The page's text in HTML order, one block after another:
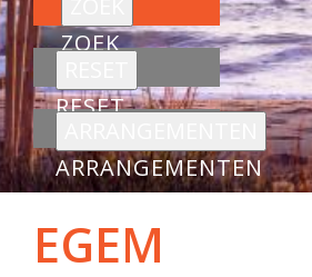
ZOEK
RESET
ARRANGEMENTEN
EGEM